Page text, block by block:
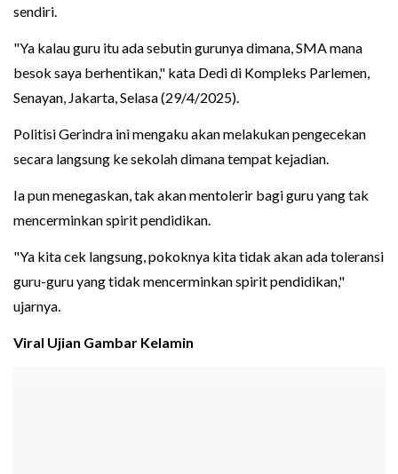
sendiri.
"Ya kalau guru itu ada sebutin gurunya dimana, SMA mana
besok saya berhentikan," kata Dedi di Kompleks Parlemen,
Senayan, Jakarta, Selasa (29/4/2025).
Politisi Gerindra ini mengaku akan melakukan pengecekan
secara langsung ke sekolah dimana tempat kejadian.
Ia pun menegaskan, tak akan mentolerir bagi guru yang tak
mencerminkan spirit pendidikan.
"Ya kita cek langsung, pokoknya kita tidak akan ada toleransi
guru-guru yang tidak mencerminkan spirit pendidikan,"
ujarnya.
Viral Ujian Gambar Kelamin